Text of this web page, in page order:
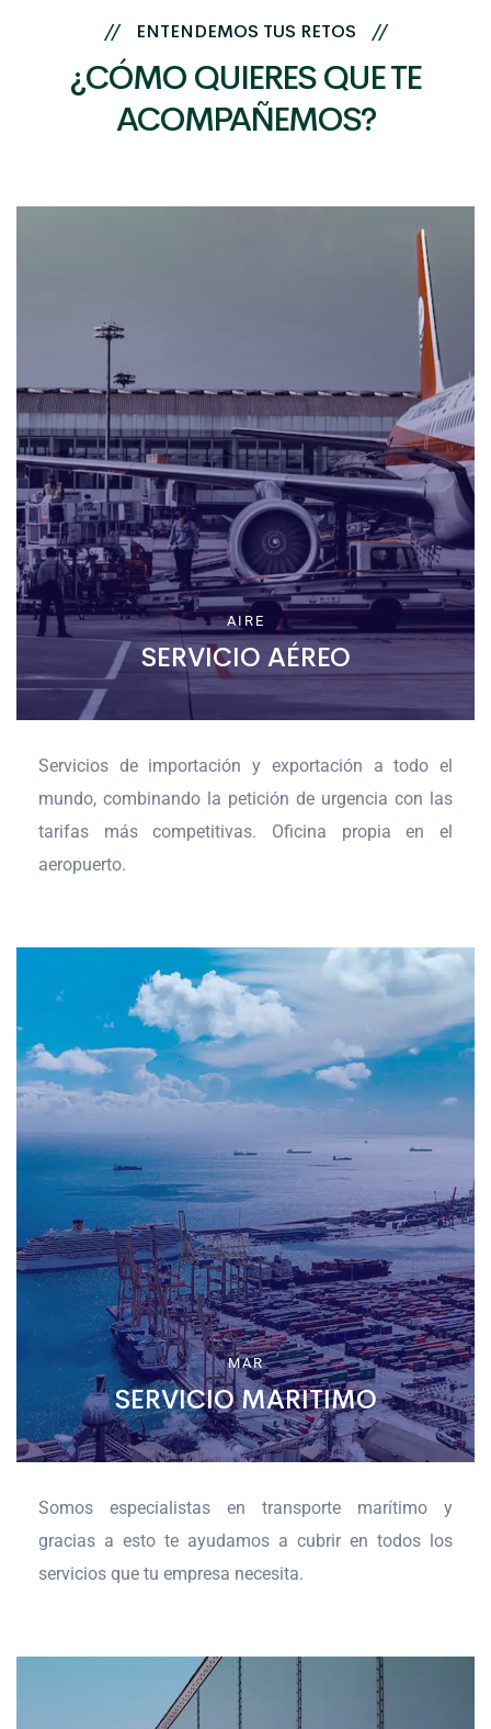
// ENTENDEMOS TUS RETOS //
¿CÓMO QUIERES QUE TE
ACOMPAÑEMOS?
AIRE
SERVICIO AÉREO
Servicios de importación y exportación a todo el
mundo, combinando la petición de urgencia con las
tarifas más competitivas. Oficina propia en el
aeropuerto.
MAR
SERVICIO MARITIMO
Somos especialistas en transporte marítimo y
gracias a esto te ayudamos a cubrir en todos los
servicios que tu empresa necesita.